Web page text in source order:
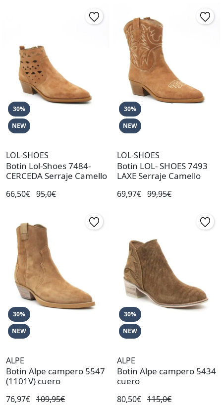
30%
NEW
LOL-SHOES
Botin Lol-Shoes 7484-
CERCEDA Serraje Camello
66,50€ 95,0€
30%
NEW
LOL-SHOES
Botin LOL- SHOES 7493
LAXE Serraje Camello
69,97€ 99,95€
30%
NEW
ALPE
Botin Alpe campero 5547
(1101V) cuero
76,97€ 109,95€
30%
NEW
ALPE
Botin Alpe campero 5434
cuero
80,50€ 115,0€